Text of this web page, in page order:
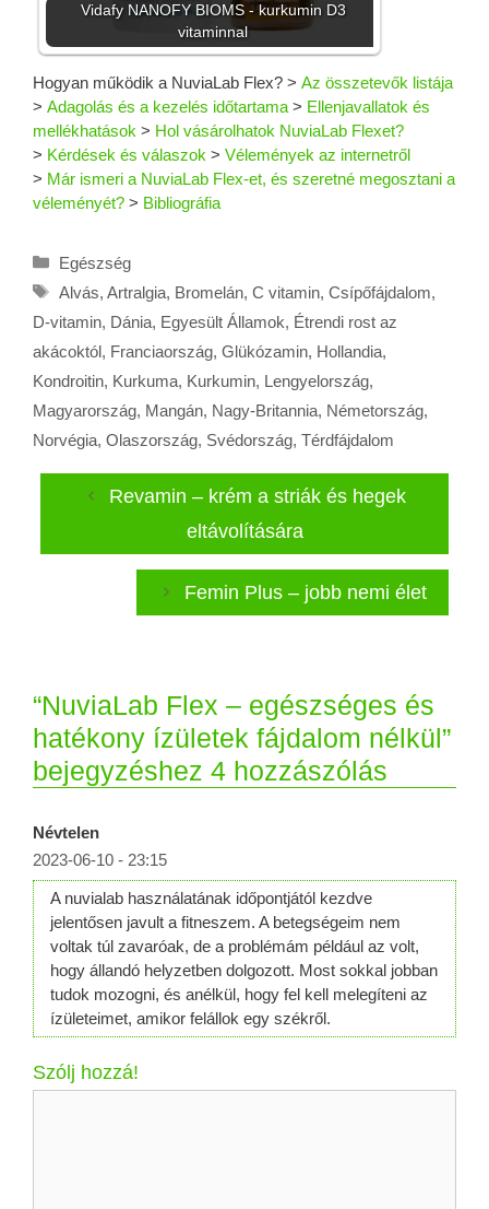
Vidafy NANOFY BIOMS - kurkumin D3
vitaminnal
Hogyan működik a NuviaLab Flex? > Az összetevők listája
> Adagolás és a kezelés időtartama > Ellenjavallatok és
mellékhatások > Hol vásárolhatok NuviaLab Flexet?
> Kérdések és válaszok > Vélemények az internetről
> Már ismeri a NuviaLab Flex-et, és szeretné megosztani a
véleményét? > Bibliográfia
Kategória
Egészség
Címkék
Alvás, Artralgia, Bromelán, C vitamin, Csípőfájdalom,
D-vitamin, Dánia, Egyesült Államok, Étrendi rost az
akácoktól, Franciaország, Glükózamin, Hollandia,
Kondroitin, Kurkuma, Kurkumin, Lengyelország,
Magyarország, Mangán, Nagy-Britannia, Németország,
Norvégia, Olaszország, Svédország, Térdfájdalom
Revamin – krém a striák és hegek
eltávolítására
Femin Plus – jobb nemi élet
“NuviaLab Flex – egészséges és
hatékony ízületek fájdalom nélkül”
bejegyzéshez 4 hozzászólás
Névtelen
2023-06-10 - 23:15
A nuvialab használatának időpontjától kezdve
jelentősen javult a fitneszem. A betegségeim nem
voltak túl zavaróak, de a problémám például az volt,
hogy állandó helyzetben dolgozott. Most sokkal jobban
tudok mozogni, és anélkül, hogy fel kell melegíteni az
ízületeimet, amikor felállok egy székről.
Szólj hozzá!